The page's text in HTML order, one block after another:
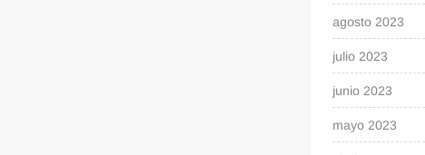
agosto 2023
julio 2023
junio 2023
mayo 2023